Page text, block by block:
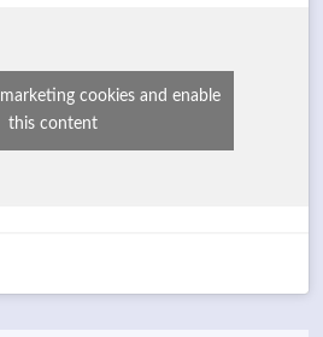
cookies and enable
this content